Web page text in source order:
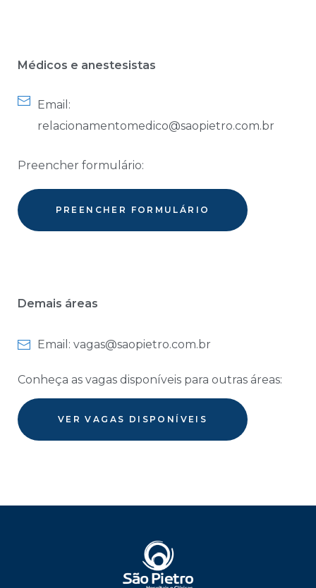
Médicos e anestesistas
Email:
relacionamentomedico@saopietro.com.br
Preencher formulário:
PREENCHER FORMULÁRIO
Demais áreas
Email: vagas@saopietro.com.br
Conheça as vagas disponíveis para outras áreas:
VER VAGAS DISPONÍVEIS